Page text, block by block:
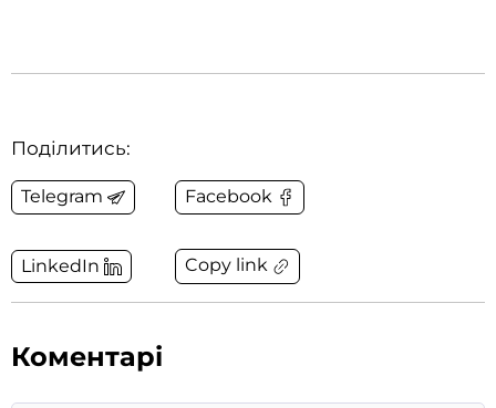
Поділитись:
Telegram Facebook
LinkedIn Copy link
Коментарі